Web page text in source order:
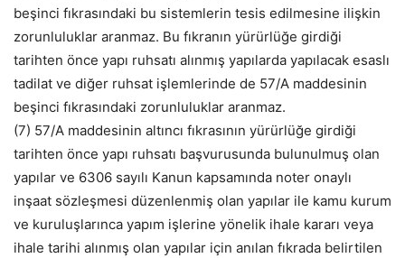
beşinci fıkrasındaki bu sistemlerin tesis edilmesine ilişkin
zorunluluklar aranmaz. Bu fıkranın yürürlüğe girdiği
tarihten önce yapı ruhsatı alınmış yapılarda yapılacak esaslı
tadilat ve diğer ruhsat işlemlerinde de 57/A maddesinin
beşinci fıkrasındaki zorunluluklar aranmaz.
(7) 57/A maddesinin altıncı fıkrasının yürürlüğe girdiği
tarihten önce yapı ruhsatı başvurusunda bulunulmuş olan
yapılar ve 6306 sayılı Kanun kapsamında noter onaylı
inşaat sözleşmesi düzenlenmiş olan yapılar ile kamu kurum
ve kuruluşlarınca yapım işlerine yönelik ihale kararı veya
ihale tarihi alınmış olan yapılar için anılan fıkrada belirtilen